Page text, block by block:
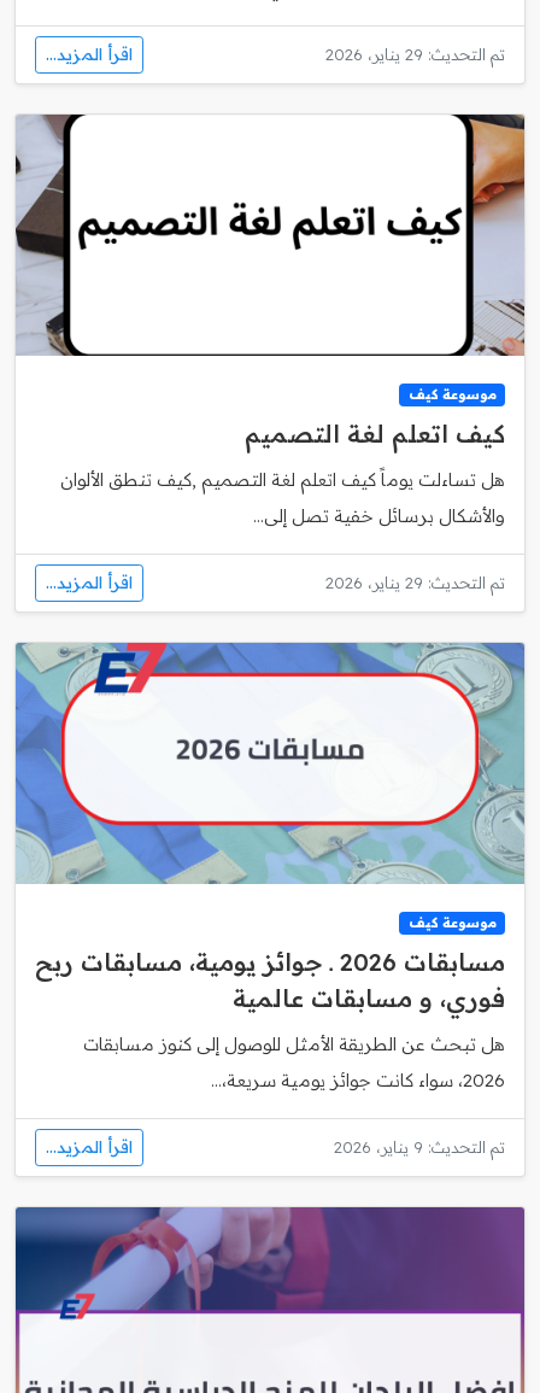
تم التحديث: 29 يناير، 2026 اقرأ المزيد...
موسوعة كيف
كيف اتعلم لغة التصميم
هل تساءلت يوماً كيف اتعلم لغة التصميم ,كيف تنطق الألوان
والأشكال برسائل خفية تصل إلى...
تم التحديث: 29 يناير، 2026 اقرأ المزيد...
موسوعة كيف
مسابقات 2026 ـ جوائز يومية، مسابقات ربح
فوري، و مسابقات عالمية
هل تبحث عن الطريقة الأمثل للوصول إلى كنوز مسابقات
2026، سواء كانت جوائز يومية سريعة،...
تم التحديث: 9 يناير، 2026 اقرأ المزيد...